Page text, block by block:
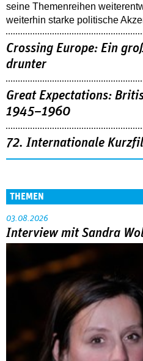
seine Themenreihen
weiterhin starke politische
Crossing Europe: Ein
drunter
Great Expectations:
1945–1960
72. Internationale
THEMEN
03.08.2026
Interview mit Sandra